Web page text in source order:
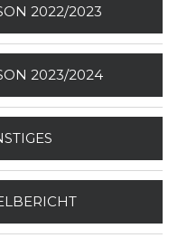
2022/2023
2023/2024